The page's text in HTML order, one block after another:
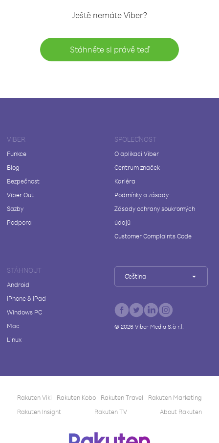
Ještě nemáte Viber?
Stáhněte si právě teď
VIBER
Funkce
Blog
Bezpečnost
Viber Out
Sazby
Podpora
SPOLEČNOST
O aplikaci Viber
Centrum značek
Kariéra
Podmínky a zásady
Zásady ochrany soukromých
údajů
Customer Complaints Code
STÁHNOUT
Android
iPhone & iPad
Windows PC
Mac
Linux
Čeština
© 2026Viber Media S.à r.l.
Rakuten Viki Rakuten Kobo Rakuten Travel
Rakuten Marketing
Rakuten Insight
Rakuten TV About Rakuten